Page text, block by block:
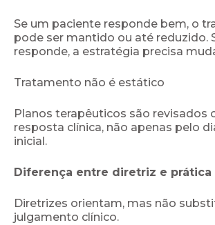
Se um paciente responde bem, o
pode ser mantido ou até reduzido.
responde, a estratégia precisa
Tratamento não é estático
Planos terapêuticos são revisados
resposta clínica, não apenas pelo
inicial.
Diferença entre diretriz e prática
Diretrizes orientam, mas não
julgamento clínico.